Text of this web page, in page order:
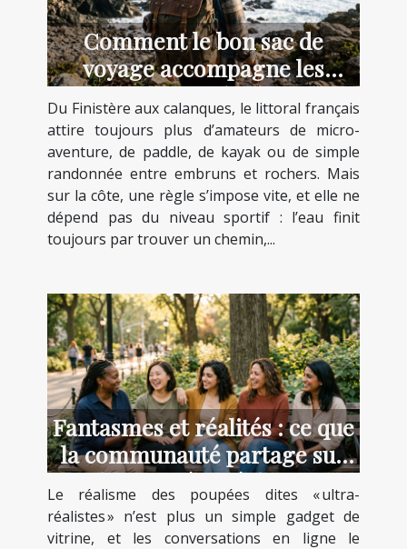
Comment le bon sac de
voyage accompagne les
aventuriers du littoral
Du Finistère aux calanques, le littoral français
attire toujours plus d’amateurs de micro-
aventure, de paddle, de kayak ou de simple
randonnée entre embruns et rochers. Mais
sur la côte, une règle s’impose vite, et elle ne
dépend pas du niveau sportif : l’eau finit
toujours par trouver un chemin,...
Fantasmes et réalités : ce que
la communauté partage sur
les poupées réalistes
Le réalisme des poupées dites « ultra-
réalistes » n’est plus un simple gadget de
vitrine, et les conversations en ligne le